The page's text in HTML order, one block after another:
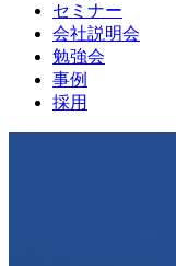
セミナー
会社説明会
勉強会
事例
採用